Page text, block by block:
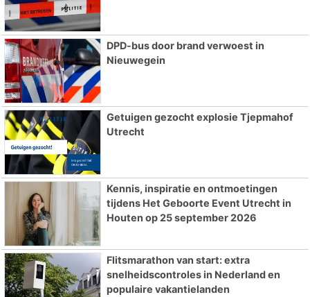
DPD-bus door brand verwoest in
Nieuwegein
Getuigen gezocht explosie Tjepmahof
Utrecht
Kennis, inspiratie en ontmoetingen
tijdens Het Geboorte Event Utrecht in
Houten op 25 september 2026
Flitsmarathon van start: extra
snelheidscontroles in Nederland en
populaire vakantielanden